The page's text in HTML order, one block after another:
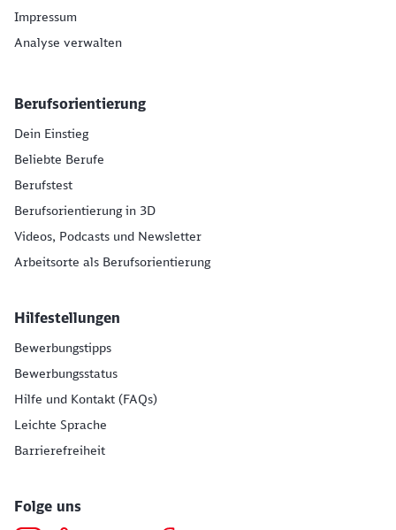
Impressum
Analyse verwalten
Berufsorientierung
Dein Einstieg
Beliebte Berufe
Berufstest
Berufsorientierung in 3D
Videos, Podcasts und Newsletter
Arbeitsorte als Berufsorientierung
Hilfestellungen
Bewerbungstipps
Bewerbungsstatus
Hilfe und Kontakt (FAQs)
Leichte Sprache
Barrierefreiheit
Folge uns